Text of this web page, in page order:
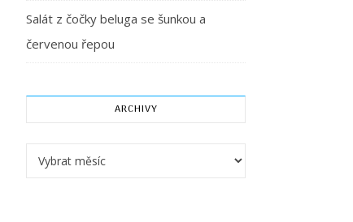
Salát z čočky beluga se šunkou a
červenou řepou
ARCHIVY